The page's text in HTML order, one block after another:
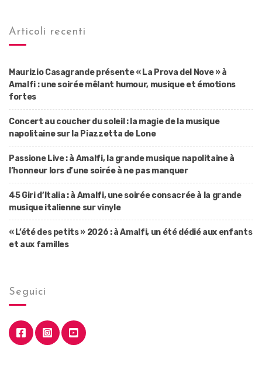
Articoli recenti
Maurizio Casagrande présente « La Prova del Nove » à
Amalfi : une soirée mêlant humour, musique et émotions
fortes
Concert au coucher du soleil : la magie de la musique
napolitaine sur la Piazzetta de Lone
Passione Live : à Amalfi, la grande musique napolitaine à
l’honneur lors d’une soirée à ne pas manquer
45 Giri d’Italia : à Amalfi, une soirée consacrée à la grande
musique italienne sur vinyle
« L’été des petits » 2026 : à Amalfi, un été dédié aux enfants
et aux familles
Seguici